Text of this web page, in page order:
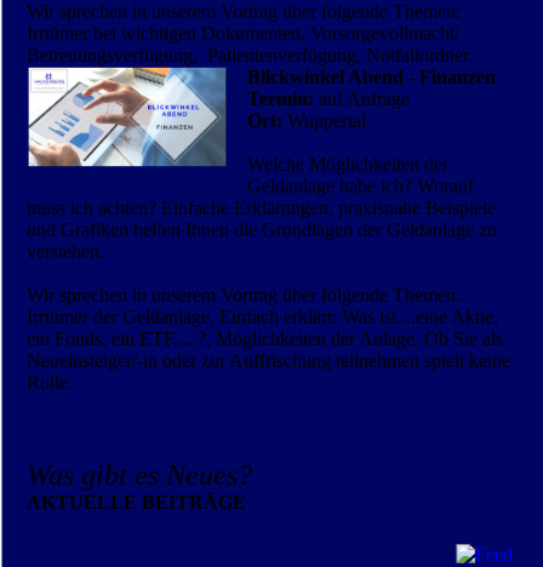
Wir sprechen in unserem Vortrag über folgende Themen:
Irrtümer bei wichtigen Dokumenten, Vorsorgevollmacht/
Betreuungsverfügung, Patientenverfügung, Notfallordner.
Blickwinkel Abend - Finanzen
Termin: auf Anfrage
Ort: Wuppertal
Welche Möglichkeiten der
Geldanlage habe ich? Worauf
muss ich achten? Einfache Erklärungen, praxisnahe Beispiele
und Grafiken helfen Ihnen die Grundlagen der Geldanlage zu
verstehen.
Wir sprechen in unserem Vortrag über folgende Themen:
Irrtümer der Geldanlage, Einfach erklärt: Was ist....eine Aktie,
ein Fonds, ein ETF,....?, Möglichkeiten der Anlage. Ob Sie als
Neueinsteiger/-in oder zur Auffrischung teilnehmen spielt keine
Rolle.
Was gibt es Neues?
AKTUELLE BEITRÄGE